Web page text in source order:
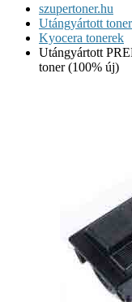
szupertoner.hu
Utángyártott
Kyocera tonerek
Utángyártott
toner (100% új)